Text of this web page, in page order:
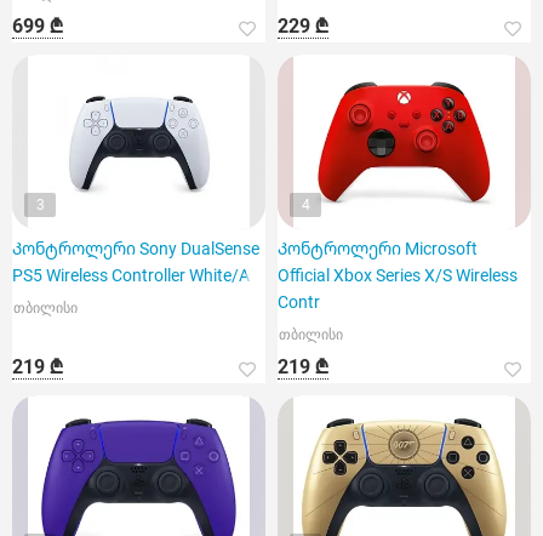
699 ₾ 229 ₾
3
Კონტროლერი Sony DualSense
PS5 Wireless Controller White/A
თბილისი
219 ₾
4
Კონტროლერი Microsoft
Official Xbox Series X/S Wireless
Contr
თბილისი
219 ₾